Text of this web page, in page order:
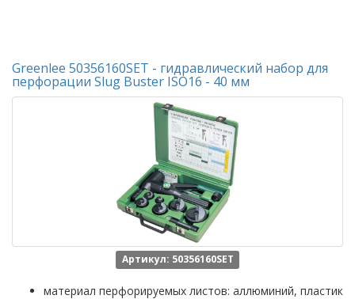
Greenlee 50356160SET - гидравлический набор для
перфорации Slug Buster ISO16 - 40 мм
Артикул: 50356160SET
материал перфорируемых листов: аллюминий, пластик